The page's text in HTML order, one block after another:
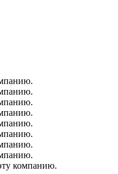
компанию.